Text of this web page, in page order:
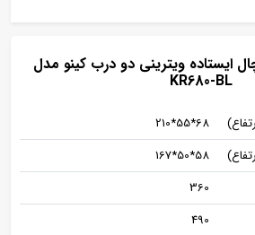
ویترینی دو درب کینو مدل
KR680-BL
68*55*210
58*50*167
360
490